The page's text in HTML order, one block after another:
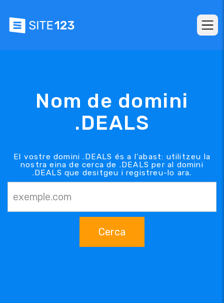
Nom de domini
.DEALS
El vostre domini .DEALS és a l'abast: utilitzeu la
nostra eina de cerca de .DEALS per al domini
.DEALS que desitgeu i registreu-lo ara.
Cerca